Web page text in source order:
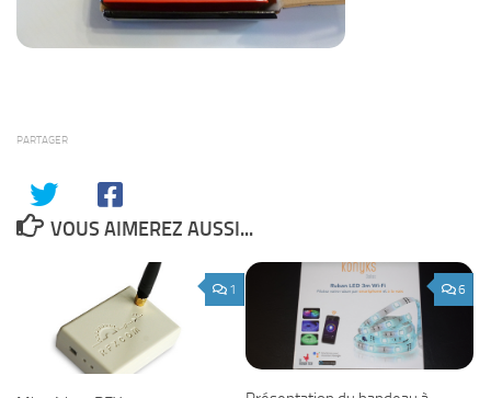
PARTAGER
VOUS AIMEREZ AUSSI...
1 6